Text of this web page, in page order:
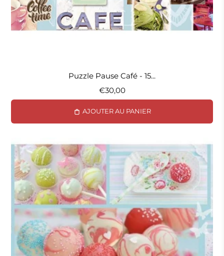
Puzzle Pause Café - 15...
€30,00
AJOUTER AU PANIER